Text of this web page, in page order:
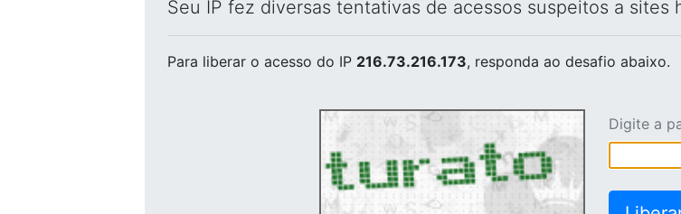
Seu IP fez diversas tentativas de acessos suspeitos a sites
Para liberar o acesso do IP 216.73.216.173, responda ao desafio abaixo.
Digite a